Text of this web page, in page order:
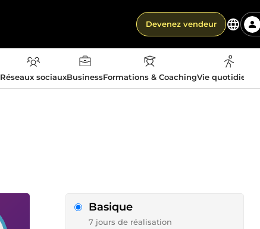
Devenez vendeur
Réseaux sociauxBusinessFormations & CoachingVie
Basique
7 jours de réalisation